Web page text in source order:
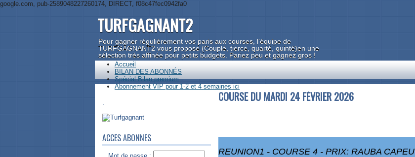
google.com, pub-2589048227260174, DIRECT, f08c47fec0942fa0
TURFGAGNANT2
Pour gagner régulièrement vos paris aux courses, l’équipe de
TURFGAGNANT2 vous propose (Couplé, tierce, quarté, quinté)en une
sélection très affinée pour petits budgets. Pariez peu et gagnez gros !
Accueil
BILAN DES ABONNÉS
Spécial Bilan premium
Abonnement VIP pour 1-2 et 4 semaines ici
.
ACCES ABONNES
COURSE DU MARDI 24 FÉVRIER 2026
REUNION1 - COURSE 4 - PRIX: RAUBA CAPEU